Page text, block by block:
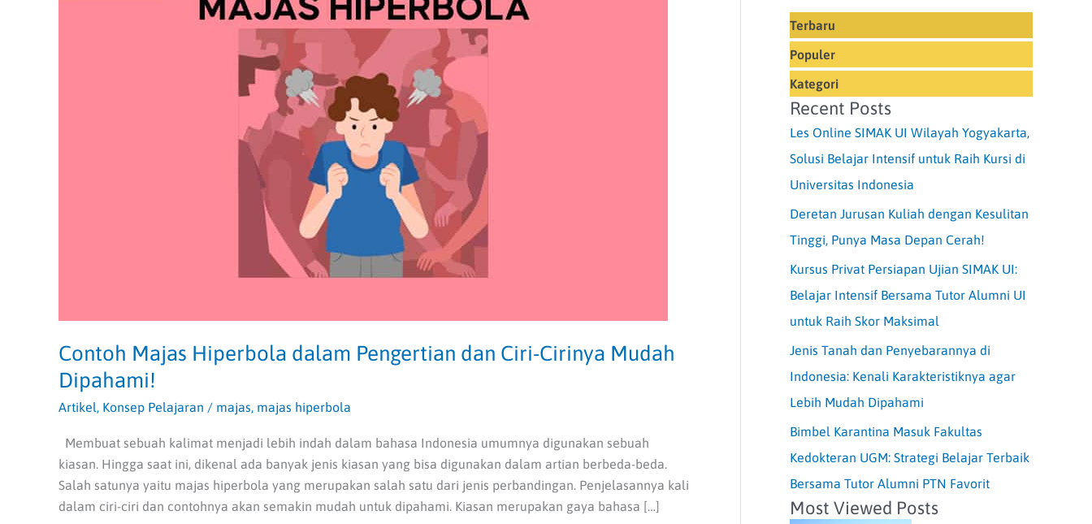
Contoh Majas Hiperbola dalam Pengertian dan Ciri-Cirinya Mudah
Dipahami!
Artikel, Konsep Pelajaran / majas, majas hiperbola
Membuat sebuah kalimat menjadi lebih indah dalam bahasa Indonesia umumnya digunakan sebuah
kiasan. Hingga saat ini, dikenal ada banyak jenis kiasan yang bisa digunakan dalam artian berbeda-beda.
Salah satunya yaitu majas hiperbola yang merupakan salah satu dari jenis perbandingan. Penjelasannya kali
dalam ciri-ciri dan contohnya akan semakin mudah untuk dipahami. Kiasan merupakan gaya bahasa […]
Terbaru
Populer
Kategori
Recent Posts
Les Online SIMAK UI Wilayah Yogyakarta,
Solusi Belajar Intensif untuk Raih Kursi di
Universitas Indonesia
Deretan Jurusan Kuliah dengan Kesulitan
Tinggi, Punya Masa Depan Cerah!
Kursus Privat Persiapan Ujian SIMAK UI:
Belajar Intensif Bersama Tutor Alumni UI
untuk Raih Skor Maksimal
Jenis Tanah dan Penyebarannya di
Indonesia: Kenali Karakteristiknya agar
Lebih Mudah Dipahami
Bimbel Karantina Masuk Fakultas
Kedokteran UGM: Strategi Belajar Terbaik
Bersama Tutor Alumni PTN Favorit
Most Viewed Posts